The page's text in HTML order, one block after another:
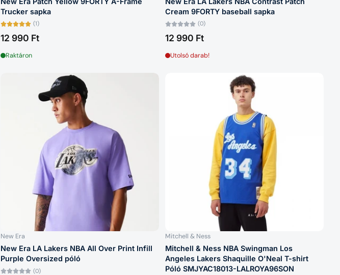
Trucker sapka
(1)
12 990 Ft
Raktáron
Cream 9FORTY baseball sapka
(0)
12 990 Ft
Utolsó darab!
New Era
New Era LA Lakers NBA All Over Print Infill
Purple Oversized póló
(0)
Mitchell & Ness
Mitchell & Ness NBA Swingman Los
Angeles Lakers Shaquille O'Neal T-shirt
Póló SMJYAC18013-LALROYA96SON